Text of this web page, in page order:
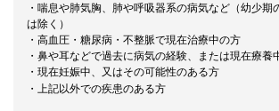
・喘息や肺気胸、肺や呼吸器系の病気など（幼少
は除く）
・高血圧・糖尿病・不整脈で現在治療中の方
・鼻や耳などで過去に病気の経験、または現在療養
・現在妊娠中、又はその可能性のある方
・上記以外での疾患のある方